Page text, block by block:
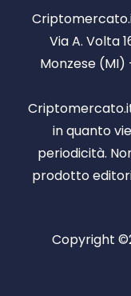
Via A. Volta
Monzese (MI)
in quanto
periodicità.
prodotto
Copyright